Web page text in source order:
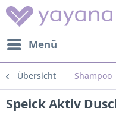
Menü
Übersicht Shampoo
Speick Aktiv